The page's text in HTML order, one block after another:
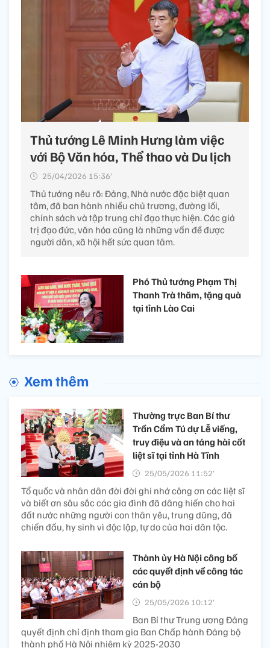
Thủ tướng Lê Minh Hưng làm việc
với Bộ Văn hóa, Thể thao và Du lịch
25/04/2026 15:36’
Thủ tướng nêu rõ: Đảng, Nhà nước đặc biệt quan
tâm, đã ban hành nhiều chủ trương, đường lối,
chính sách và tập trung chỉ đạo thực hiện. Các giá
trị đạo đức, văn hóa cũng là những vấn đề được
người dân, xã hội hết sức quan tâm.
Phó Thủ tướng Phạm Thị
Thanh Trà thăm, tặng quà
tại tỉnh Lào Cai
Xem thêm
Thường trực Ban Bí thư
Trần Cẩm Tú dự Lễ viếng,
truy điệu và an táng hài cốt
liệt sĩ tại tỉnh Hà Tĩnh
25/05/2026 11:52’
Tổ quốc và nhân dân đời đời ghi nhớ công ơn các liệt sĩ
và biết ơn sâu sắc các gia đình đã dâng hiến cho hai
đất nước những người con thân yêu, trung dũng, đã
chiến đấu, hy sinh vì độc lập, tự do của hai dân tộc.
Thành ủy Hà Nội công bố
các quyết định về công tác
cán bộ
25/05/2026 10:12’
Ban Bí thư Trung ương Đảng
quyết định chỉ định tham gia Ban Chấp hành Đảng bộ
thành phố Hà Nội nhiệm kỳ 2025-2030